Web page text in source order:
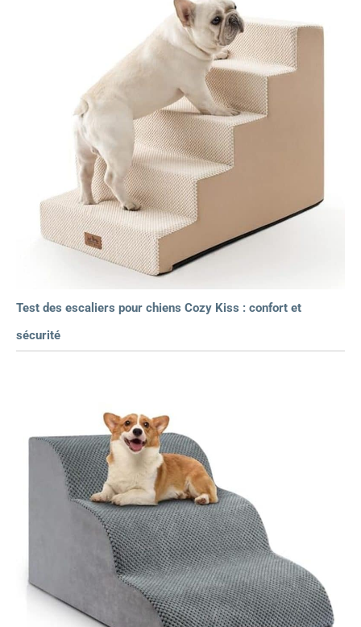
Test des escaliers pour chiens Cozy Kiss : confort et
sécurité